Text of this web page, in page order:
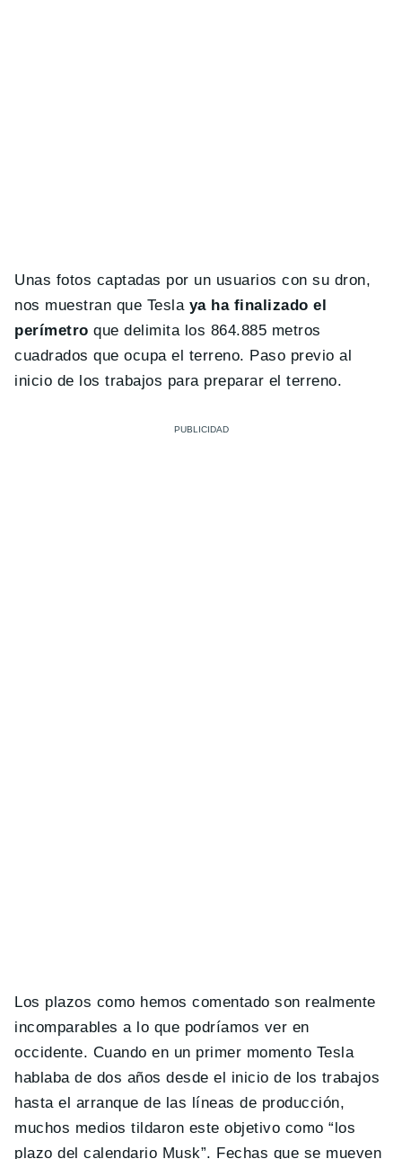
Unas fotos captadas por un usuarios con su dron,
nos muestran que Tesla ya ha finalizado el
perímetro que delimita los 864.885 metros
cuadrados que ocupa el terreno. Paso previo al
inicio de los trabajos para preparar el terreno.
Los plazos como hemos comentado son realmente
incomparables a lo que podríamos ver en
occidente. Cuando en un primer momento Tesla
hablaba de dos años desde el inicio de los trabajos
hasta el arranque de las líneas de producción,
muchos medios tildaron este objetivo como “los
plazo del calendario Musk”. Fechas que se mueven